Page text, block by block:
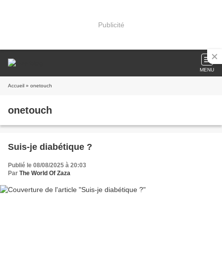
Publicité
MENU
Accueil » onetouch
onetouch
Suis-je diabétique ?
Publié le 08/08/2025 à 20:03
Par The World Of Zaza